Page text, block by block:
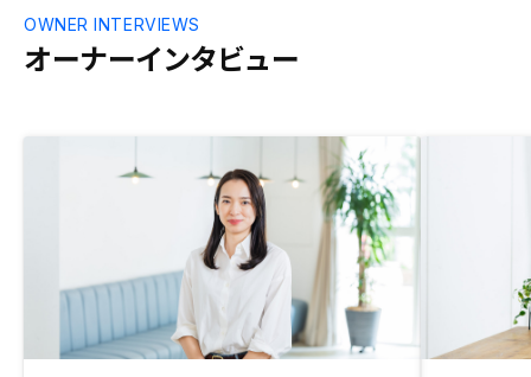
オーナーインタビュー
OWNER INTERVIEWS